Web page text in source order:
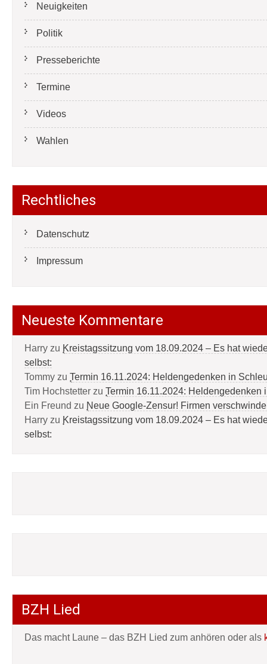
Neuigkeiten
Politik
Presseberichte
Termine
Videos
Wahlen
Rechtliches
Datenschutz
Impressum
Neueste Kommentare
Harry zu Kreistagssitzung vom 18.09.2024 – Es hat
selbst:
Tommy zu Termin 16.11.2024: Heldengedenken in
Tim Hochstetter zu Termin 16.11.2024: Heldengedenken
Ein Freund zu Neue Google-Zensur! Firmen
Harry zu Kreistagssitzung vom 18.09.2024 – Es hat
selbst:
BZH Lied
Das macht Laune – das BZH Lied zum anhören oder als